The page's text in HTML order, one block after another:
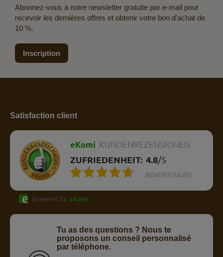
Abonnez-vous à notre newsletter gratuite par e-mail pour
recevoir les dernières offres et obtenir votre bon d'achat de
10 %.
Inscription
Satisfaction client
eKomi KUNDENREZENSIONEN
ZUFRIEDENHEIT: 4.8/5
BEWERTUNGEN
powered by eKomi
Tu as des questions ? Nous te
proposons un conseil personnalisé
par téléphone.